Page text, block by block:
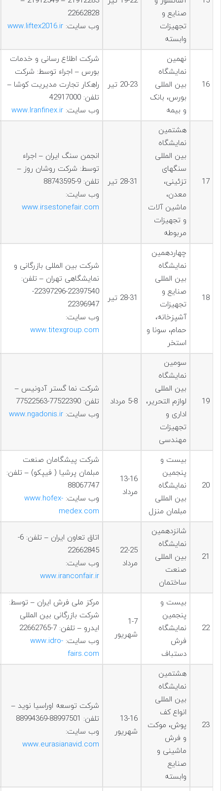
صنايع و
تجهيزات
وابسته
22662828
وب سایت: www.liftex2016.ir
16
نهمین
نمایشگاه
بین المللی
بورس، بانک
و بیمه
20-23 تیر
شرکت اطلاع رسانی و خدمات
بورس – اجراء توسط: شرکت
راهکار تجارت مدیریت کوشا –
تلفن: 42917000
وب سایت: www.Iranfinex.ir
17
هشتمين
نمایشگاه
بین المللی
سنگهای
تزئینی،
معدن،
ماشین آلات
و تجهیزات
مربوطه
28-31 تیر
انجمن سنگ ایران – اجراء
توسط: شرکت روشان روز –
تلفن: 9-88743595
وب سایت:
www.irsestonefair.com
18
چهاردهمين
نمایشگاه
بین المللی
صنایع و
تجهیزات
آشپزخانه،
حمام، سونا و
استخر
28-31 تیر
شرکت بین المللی بازرگانی و
نمایشگاهی تهران – تلفن:
22397540-22397296-
22396947
وب سایت:
www.titexgroup.com
19
سومین
نمایشگاه
بین المللی
لوازم التحریر،
اداری و
تجهیزات
مهندسی
5-8 مرداد
شرکت نما گستر آدونیس –
تلفن: 77522390-77522563
وب سایت: www.ngadonis.ir
20
بیست و
پنجمین
نمایشگاه
بین المللی
مبلمان منزل
13-16
مرداد
شرکت پیشگامان صنعت
مبلمان پرشیا ( فیپکو) – تلفن:
88067747
وب سایت: www.hofex-
medex.com
21
شانزدهمین
نمایشگاه
بین المللی
صنعت
ساختمان
22-25
مرداد
اتاق تعاون ایران – تلفن: 6-
22662845
وب سایت:
www.iranconfair.ir
22
بیست و
پنجمين
نمایشگاه
فرش
دستباف
1-7
شهریور
مرکز ملی فرش ایران – توسط:
شرکت بازرگانی بین المللی
ایدرو – تلفن: 7-22662765
وب سایت: www.idro-
fairs.com
23
هشتمين
نمایشگاه
بین المللی
انواع کف
پوش، موکت
و فرش
ماشینی و
صنایع
وابسته
13-16
شهریور
شرکت توسعه اوراسيا نويد –
تلفن: 88997501-88994369
وب سایت:
www.eurasianavid.com